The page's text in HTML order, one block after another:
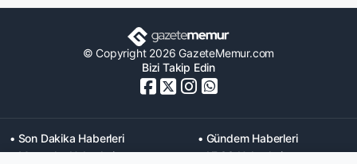
© Copyright 2026 GazeteMemur.com
Bizi Takip Edin
• Son Dakika Haberleri
• Gündem Haberleri
• Memurlar Haberleri
• KPSS Haberleri